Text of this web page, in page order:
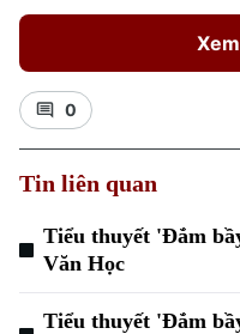
0
Tin liên quan
Tiểu thuyết 'Đắm
Văn Học
Tiểu thuyết 'Đắm